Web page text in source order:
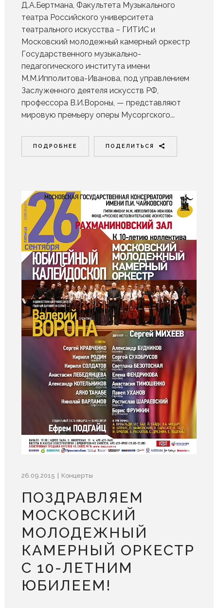
Д.А.Бертмана, Факультета Музыкального
театра Российского университета
театрального искусства – ГИТИС и
Московский молодежный камерный оркестр
Государственного музыкально-
педагогического института имени
М.М.Ипполитова-Иванова, под управлением
Заслуженного деятеля искусств РФ,
профессора В.И.Вороны, — представляют
мировую премьеру оперы Мусоргского...
ПОДРОБНЕЕ ПОДЕЛИТЬСЯ
26.09.2015 Концерты
ПОЗДРАВЛЯЕМ
МОСКОВСКИЙ
МОЛОДЕЖНЫЙ
КАМЕРНЫЙ ОРКЕСТР
С 10-ЛЕТНИМ
ЮБИЛЕЕМ!